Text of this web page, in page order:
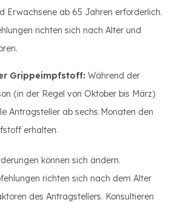
Erwachsene ab 65 Jahren erforderlich.
richten sich nach Alter und
Grippeimpfstoff: Während der
(in der Regel von Oktober bis März)
Antragsteller ab sechs Monaten den
erhalten.
können sich ändern.
richten sich nach dem Alter
des Antragstellers. Konsultieren